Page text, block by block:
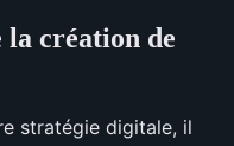
création de
stratégie digitale, il